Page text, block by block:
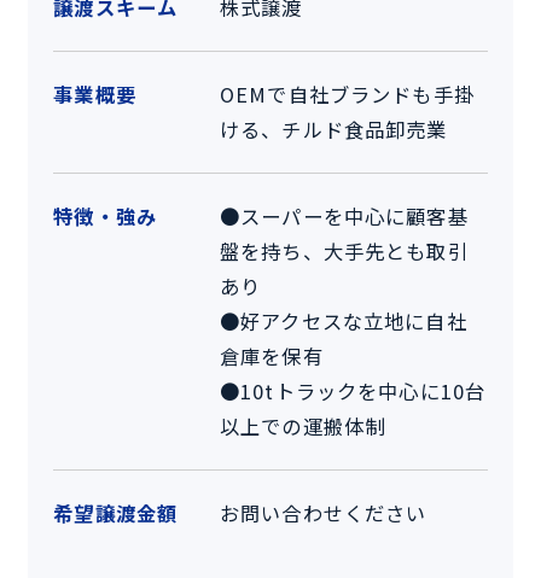
譲渡スキーム 株式譲渡
事業概要
OEMで自社ブランドも手掛
ける、チルド食品卸売業
特徴・強み
●スーパーを中心に顧客基
盤を持ち、大手先とも取引
あり
●好アクセスな立地に自社
倉庫を保有
●10tトラックを中心に10台
以上での運搬体制
希望譲渡金額 お問い合わせください